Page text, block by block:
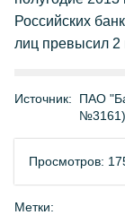
Российских
лиц превысил 2
Источник:
ПАО
№3161)
Просмотров:
Метки: